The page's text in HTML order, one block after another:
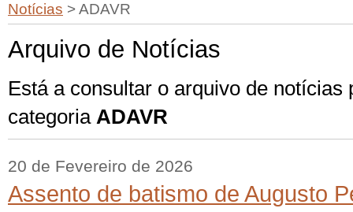
Notícias >ADAVR
Arquivo de Notícias
Está a consultar o arquivo de notícias
categoria ADAVR
20 de Fevereiro de 2026
Assento de batismo de Augusto